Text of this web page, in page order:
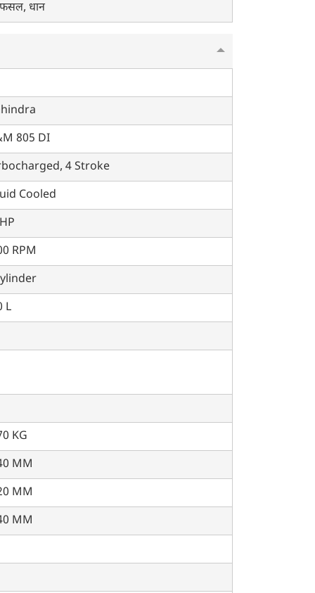
धान
805 DI
4 Stroke
Cooled
RPM
L
KG
MM
MM
MM